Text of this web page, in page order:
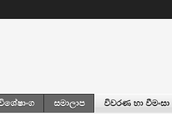
සමාලාප විවරණ හා වීමංසා